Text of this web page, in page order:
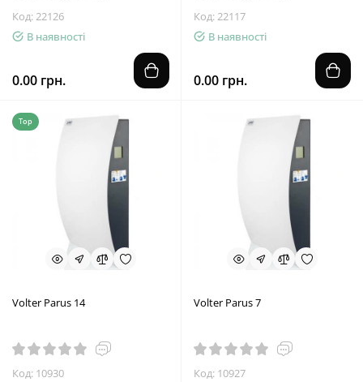
Код: 22126
В наявності
0.00 грн.
Код: 22117
В наявності
0.00 грн.
Top
Volter Parus 14
Код: 10930
Volter Parus 7
Код: 10927